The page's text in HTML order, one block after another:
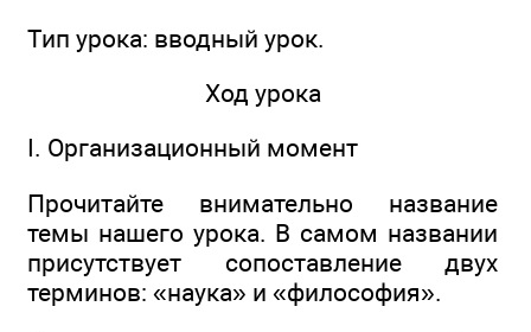
Тип урока: вводный урок.
Ход урока
I. Организационный момент
Прочитайте внимательно название
темы нашего урока. В самом названии
присутствует сопоставление двух
терминов: «наука» и «философия».